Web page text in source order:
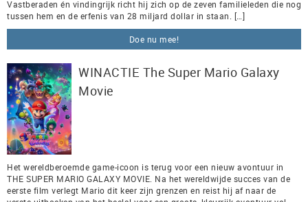
Vastberaden én vindingrijk richt hij zich op de zeven familieleden die nog
tussen hem en de erfenis van 28 miljard dollar in staan. […]
Doe nu mee!
WINACTIE The Super Mario Galaxy
Movie
Het wereldberoemde game-icoon is terug voor een nieuw avontuur in
THE SUPER MARIO GALAXY MOVIE. Na het wereldwijde succes van de
eerste film verlegt Mario dit keer zijn grenzen en reist hij af naar de